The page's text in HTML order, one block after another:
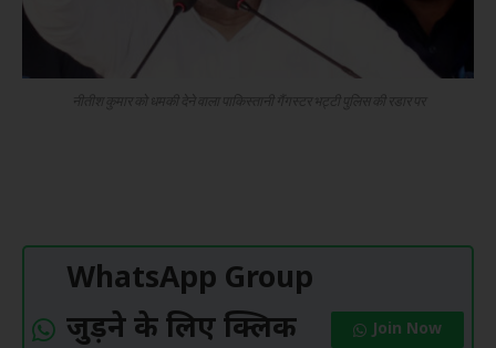
नीतीश कुमार को धमकी देने वाला पाकिस्तानी गैंगस्टर भट्टी पुलिस की रडार पर
WhatsApp Group
जुड़ने के लिए क्लिक
Join Now